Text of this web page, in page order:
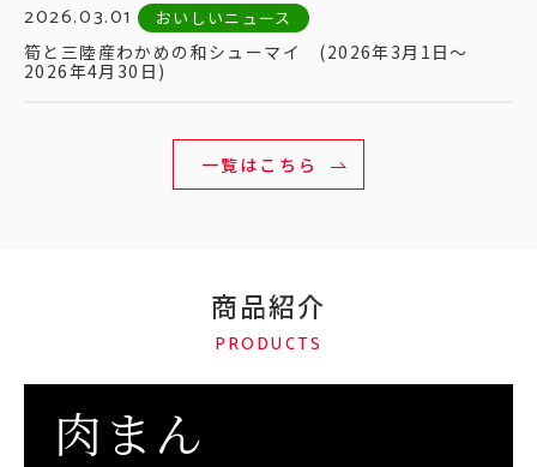
2026.03.01 おいしいニュース
筍と三陸産わかめの和シューマイ (2026年3月1日～
2026年4月30日)
一覧はこちら
商品紹介
PRODUCTS
肉まん